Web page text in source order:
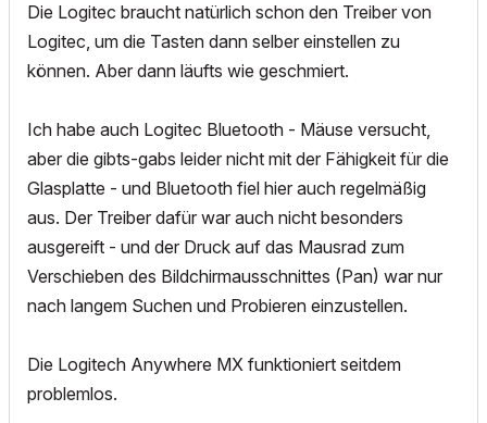
Die Logitec braucht natürlich schon den Treiber von
Logitec, um die Tasten dann selber einstellen zu
können. Aber dann läufts wie geschmiert.
Ich habe auch Logitec Bluetooth - Mäuse versucht,
aber die gibts-gabs leider nicht mit der Fähigkeit für die
Glasplatte - und Bluetooth fiel hier auch regelmäßig
aus. Der Treiber dafür war auch nicht besonders
ausgereift - und der Druck auf das Mausrad zum
Verschieben des Bildchirmausschnittes (Pan) war nur
nach langem Suchen und Probieren einzustellen.
Die Logitech Anywhere MX funktioniert seitdem
problemlos.